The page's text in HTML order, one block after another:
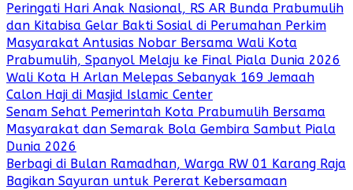
Peringati Hari Anak Nasional, RS AR Bunda Prabumulih
dan Kitabisa Gelar Bakti Sosial di Perumahan Perkim
Masyarakat Antusias Nobar Bersama Wali Kota
Prabumulih, Spanyol Melaju ke Final Piala Dunia 2026
Wali Kota H Arlan Melepas Sebanyak 169 Jemaah
Calon Haji di Masjid Islamic Center
Senam Sehat Pemerintah Kota Prabumulih Bersama
Masyarakat dan Semarak Bola Gembira Sambut Piala
Dunia 2026
Berbagi di Bulan Ramadhan, Warga RW 01 Karang Raja
Bagikan Sayuran untuk Pererat Kebersamaan